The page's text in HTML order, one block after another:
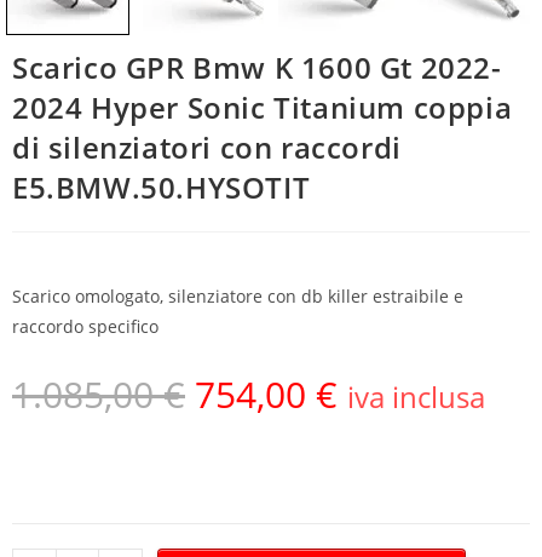
Scarico GPR Bmw K 1600 Gt 2022-
2024 Hyper Sonic Titanium coppia
di silenziatori con raccordi
E5.BMW.50.HYSOTIT
Scarico omologato, silenziatore con db killer estraibile e
raccordo specifico
1.085,00€ 754,00 € iva inclusa